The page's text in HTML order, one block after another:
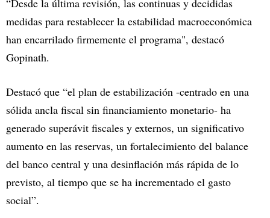
“Desde la última revisión, las continuas y decididas
medidas para restablecer la estabilidad macroeconómica
han encarrilado firmemente el programa", destacó
Gopinath.
Destacó que “el plan de estabilización -centrado en una
sólida ancla fiscal sin financiamiento monetario- ha
generado superávit fiscales y externos, un significativo
aumento en las reservas, un fortalecimiento del balance
del banco central y una desinflación más rápida de lo
previsto, al tiempo que se ha incrementado el gasto
social”.